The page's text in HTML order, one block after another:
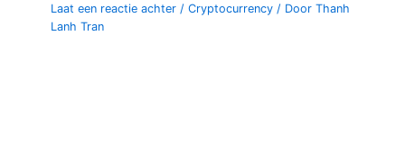
Laat een reactie achter /Cryptocurrency / DoorThanh
Lanh Tran